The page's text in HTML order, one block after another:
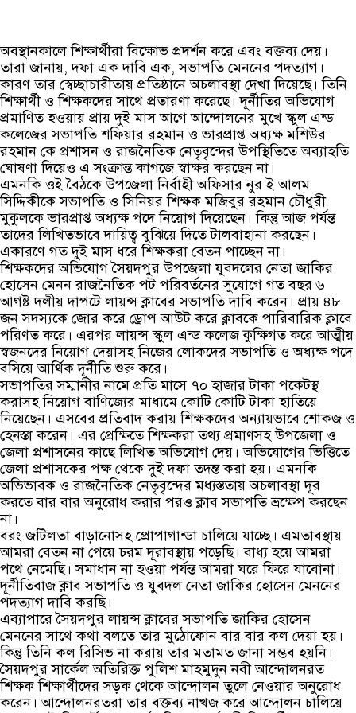
অবস্থানকালে শিক্ষার্থীরা বিক্ষোভ প্রদর্শন করে এবং বক্তব্য দেয়।
তারা জানায়, দফা এক দাবি এক, সভাপতি মেননের পদত্যাগ।
কারণ তার স্বেচ্ছাচারীতায় প্রতিষ্ঠানে অচলাবস্থা দেখা দিয়েছে। তিনি
শিক্ষার্থী ও শিক্ষকদের সাথে প্রতারণা করেছে। দূর্নীতির অভিযোগ
প্রমাণিত হওয়ায় প্রায় দুই মাস আগে আন্দোলনের মুখে স্কুল এন্ড
কলেজের সভাপতি শফিয়ার রহমান ও ভারপ্রাপ্ত অধ্যক্ষ মশিউর
রহমান কে প্রশাসন ও রাজনৈতিক নেতৃবৃন্দের উপস্থিতিতে অব্যাহতি
ঘোষণা দিয়েও এ সংক্রান্ত কাগজে স্বাক্ষর করছেন না।
এমনকি ওই বৈঠকে উপজেলা নির্বাহী অফিসার নুর ই আলম
সিদ্দিকীকে সভাপতি ও সিনিয়র শিক্ষক মজিবুর রহমান চৌধুরী
মুকুলকে ভারপ্রাপ্ত অধ্যক্ষ পদে নিয়োগ দিয়েছেন। কিন্তু আজ পর্যন্ত
তাদের লিখিতভাবে দায়িত্ব বুঝিয়ে দিতে টালবাহানা করছেন।
একারণে গত দুই মাস ধরে শিক্ষকরা বেতন পাচ্ছেন না।
শিক্ষকদের অভিযোগ সৈয়দপুর উপজেলা যুবদলের নেতা জাকির
হোসেন মেনন রাজনৈতিক পট পরিবর্তনের সুযোগে গত বছর ৬
আগষ্ট দলীয় দাপটে লায়ন্স ক্লাবের সভাপতি দাবি করেন। প্রায় ৪৮
জন সদস্যকে জোর করে ড্রোপ আউট করে ক্লাবকে পারিবারিক ক্লাবে
পরিণত করে। এরপর লায়ন্স স্কুল এন্ড কলেজ কুক্ষিগত করে আত্মীয়
স্বজনদের নিয়োগ দেয়াসহ নিজের লোকদের সভাপতি ও অধ্যক্ষ পদে
বসিয়ে আর্থিক দূর্নীতি শুরু করে।
সভাপতির সম্মানীর নামে প্রতি মাসে ৭০ হাজার টাকা পকেটস্থ
করাসহ নিয়োগ বাণিজ্যের মাধ্যমে কোটি কোটি টাকা হাতিয়ে
নিয়েছেন। এসবের প্রতিবাদ করায় শিক্ষকদের অন্যায়ভাবে শোকজ ও
হেনস্তা করেন। এর প্রেক্ষিতে শিক্ষকরা তথ্য প্রমাণসহ উপজেলা ও
জেলা প্রশাসনের কাছে লিখিত অভিযোগ দেয়। অভিযোগের ভিত্তিতে
জেলা প্রশাসকের পক্ষ থেকে দুই দফা তদন্ত করা হয়। এমনকি
অভিভাবক ও রাজনৈতিক নেতৃবৃন্দের মধ্যস্ততায় অচলাবস্থা দূর
করতে বার বার অনুরোধ করার পরও ক্লাব সভাপতি ভ্রক্ষেপ করছেন
না।
বরং জটিলতা বাড়ানোসহ প্রোপাগান্ডা চালিয়ে যাচ্ছে। এমতাবস্থায়
আমরা বেতন না পেয়ে চরম দূরাবস্থায় পড়েছি। বাধ্য হয়ে আমরা
পথে নেমেছি। সমাধান না হওয়া পর্যন্ত আমরা ঘরে ফিরে যাবোনা।
দূর্নীতিবাজ ক্লাব সভাপতি ও যুবদল নেতা জাকির হোসেন মেননের
পদত্যাগ দাবি করছি।
এব্যাপারে সৈয়দপুর লায়ন্স ক্লাবের সভাপতি জাকির হোসেন
মেননের সাথে কথা বলতে তার মুঠোফোন বার বার কল দেয়া হয়।
কিন্তু তিনি কল রিসিভ না করায় তার মতামত জানা সম্ভব হয়নি।
সৈয়দপুর সার্কেল অতিরিক্ত পুলিশ মাহমুদুন নবী আন্দোলনরত
শিক্ষক শিক্ষার্থীদের সড়ক থেকে আন্দোলন তুলে নেওয়ার অনুরোধ
করেন। আন্দোলনরতরা তার বক্তব্য নাখজ করে আন্দোলন চালিয়ে